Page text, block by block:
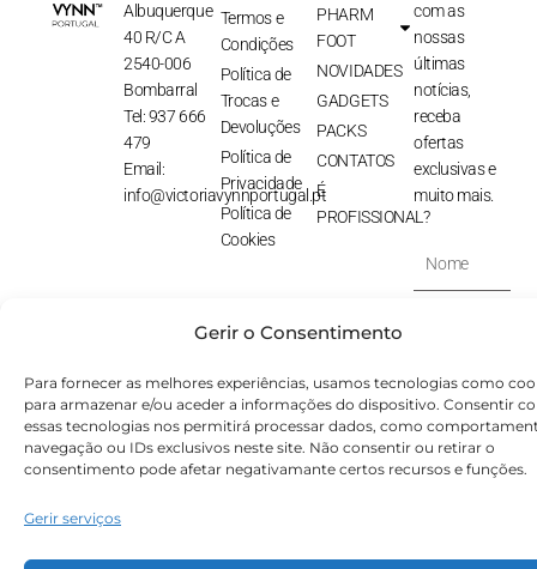
Gerir o Consentimento
Para fornecer as melhores experiências, usamos tecnologias como
para armazenar e/ou aceder a informações do dispositivo. Consentir
essas tecnologias nos permitirá processar dados, como
navegação ou IDs exclusivos neste site. Não consentir ou retirar o
consentimento pode afetar negativamante certos recursos e funções.
Gerir serviços
Albuquerque
40 R/C A
2540-006
Bombarral
Tel: 937 666
479
Email:
info@victoriavynnportugal.pt
Termos e
Condições
Política de
Trocas e
Devoluções
Política de
Privacidade
Política de
Cookies
PHARM
FOOT
NOVIDADES
GADGETS
PACKS
CONTATOS
É
PROFISSIONAL?
com as
nossas
últimas
notícias,
receba
ofertas
exclusivas e
muito mais.
Nome
SUBSCREVER
⟶
© Victoryia Vynn Portugal 2026 by SVS.pt